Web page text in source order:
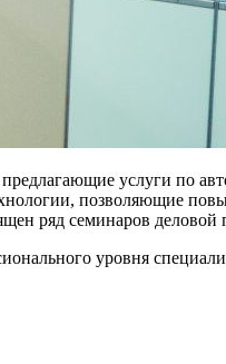
услуги по
позволяющие
ряд семинаров деловой
уровня